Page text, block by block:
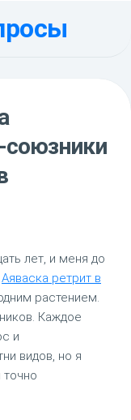
союзники
лет, и меня до
Аяваска ретрит в
растением.
Каждое
и
видов, но я